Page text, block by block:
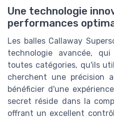
Une technologie
performances
Les balles Callaway
technologie avancée,
toutes catégories, qu'ils
cherchent une précision
bénéficier d'une
secret réside dans la
offrant un excellent